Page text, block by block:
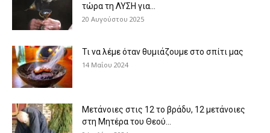
τώρα τη ΛΥΣΗ για...
20 Αυγούστου 2025
Τι να λέμε όταν θυμιάζουμε στο σπίτι μας
14 Μαΐου 2024
Μετάνοιες στις 12 το βράδυ, 12 μετάνοιες
στη Μητέρα του Θεού...